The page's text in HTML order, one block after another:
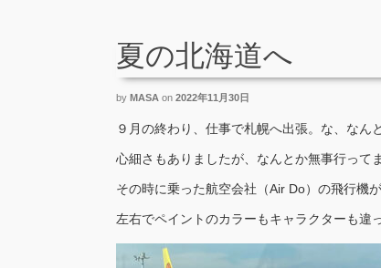
夏の北海道へ
by MASA on 2022年11月30日
９月の終わり、仕事で札幌へ出張。な、なん
心細さもありましたが、なんとか無事行って
その時に乗った航空会社（Air Do）の飛行機
左右でペイントのカラーもキャラクターも違